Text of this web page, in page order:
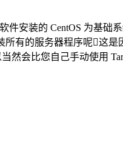
装的 CentOS 为基础系
有的服务器程序呢这
然会比您自己手动使用